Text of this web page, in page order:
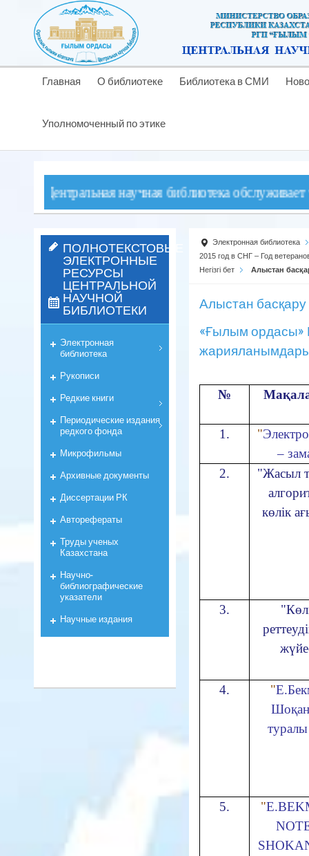
Главная О библиотеке Библиотека в СМИ
Уполномоченный по этике
Центральная научная библиотека обслуживает
Электронная библиотека
2015 год в СНГ – Год
Негізгі бет
Алыстан
Алыстан
«Ғылым ордасы»
№
1. "
–
2.
"Жасыл
көлік
3.
4. "
5. "
ПОЛНОТЕКСТОВЫЕ
ЭЛЕКТРОННЫЕ
РЕСУРСЫ
ЦЕНТРАЛЬНОЙ
НАУЧНОЙ
БИБЛИОТЕКИ
Электронная
библиотека
Рукописи
Редкие книги
Периодические издания
редкого фонда
Микрофильмы
Архивные документы
Диссертации РК
Авторефераты
Труды ученых
Казахстана
Научно-
библиографические
указатели
Научные издания